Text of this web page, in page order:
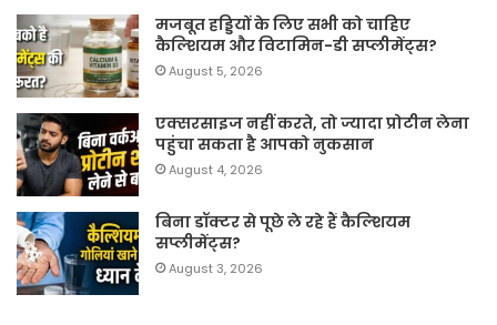
मजबूत हड्डियों के लिए सभी को चाहिए
कैल्शियम और विटामिन-डी सप्लीमेंट्स?
August 5, 2026
एक्सरसाइज नहीं करते, तो ज्यादा प्रोटीन लेना
पहुंचा सकता है आपको नुकसान
August 4, 2026
बिना डॉक्टर से पूछे ले रहे हैं कैल्शियम
सप्लीमेंट्स?
August 3, 2026